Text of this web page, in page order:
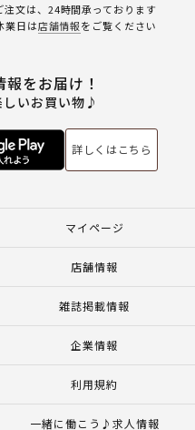
文は、24時間承っております
業日は店舗情報をご覧ください
をお届け！
いお買い物♪
詳しくはこちら
マイページ
店舗情報
雑誌掲載情報
企業情報
利用規約
一緒に働こう♪求人情報